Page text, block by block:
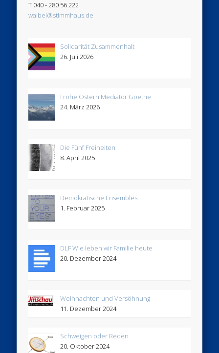
T 040 - 280 56 222
waibel@stimmhaus.de
Solidarität Zusammenhalt
26. Juli 2026
Frohe Ostern Mediator Goethe
24. März 2026
Die Fünf Freiheiten
8. April 2025
Demokratische Ensembles
1. Februar 2025
DLF Wie leben wir Familie heute
20. Dezember 2024
Weihnachten und Versöhnung
11. Dezember 2024
Schweigen oder Reden
20. Oktober 2024